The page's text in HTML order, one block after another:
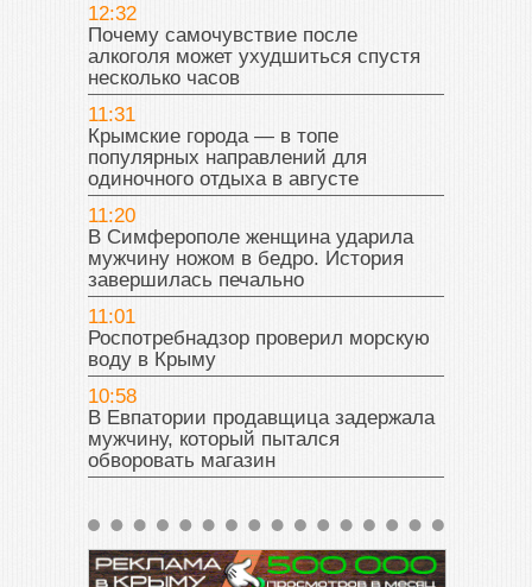
12:32
Почему самочувствие после
алкоголя может ухудшиться спустя
несколько часов
11:31
Крымские города — в топе
популярных направлений для
одиночного отдыха в августе
11:20
В Симферополе женщина ударила
мужчину ножом в бедро. История
завершилась печально
11:01
Роспотребнадзор проверил морскую
воду в Крыму
10:58
В Евпатории продавщица задержала
мужчину, который пытался
обворовать магазин